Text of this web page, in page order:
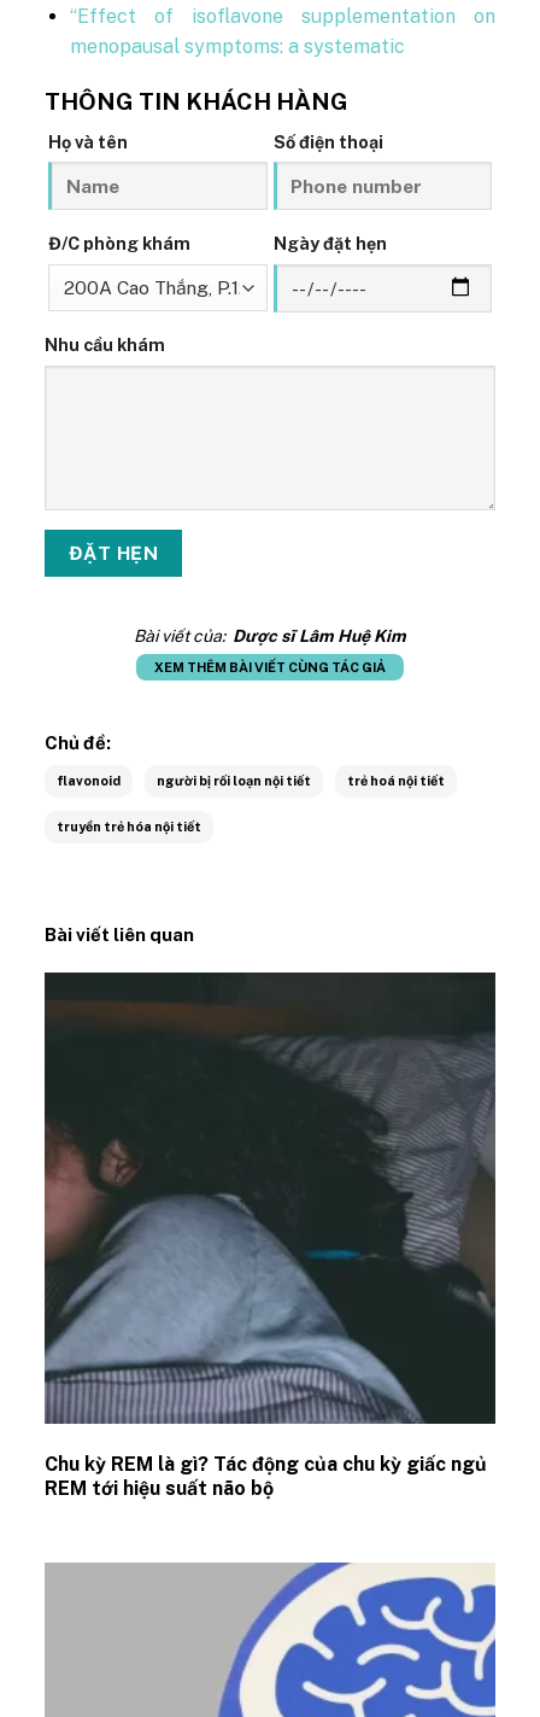
“Effect of isoflavone supplementation on
menopausal symptoms: a systematic
THÔNG TIN KHÁCH HÀNG
Họ và tên Số điện thoại
Đ/C phòng khám Ngày đặt hẹn
Nhu cầu khám
Bài viết của: Dược sĩ Lâm Huệ Kim
XEM THÊM BÀI VIẾT CÙNG TÁC GIẢ
Chủ đề:
flavonoid người bị rối loạn nội tiết trẻ hoá nội tiết
truyền trẻ hóa nội tiết
Bài viết liên quan
Chu kỳ REM là gì? Tác động của chu kỳ giấc ngủ
REM tới hiệu suất não bộ